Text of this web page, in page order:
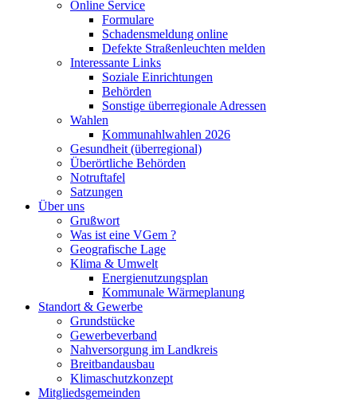
Online Service
Formulare
Schadensmeldung online
Defekte Straßenleuchten melden
Interessante Links
Soziale Einrichtungen
Behörden
Sonstige überregionale Adressen
Wahlen
Kommunahlwahlen 2026
Gesundheit (überregional)
Überörtliche Behörden
Notruftafel
Satzungen
Über uns
Grußwort
Was ist eine VGem ?
Geografische Lage
Klima & Umwelt
Energienutzungsplan
Kommunale Wärmeplanung
Standort & Gewerbe
Grundstücke
Gewerbeverband
Nahversorgung im Landkreis
Breitbandausbau
Klimaschutzkonzept
Mitgliedsgemeinden